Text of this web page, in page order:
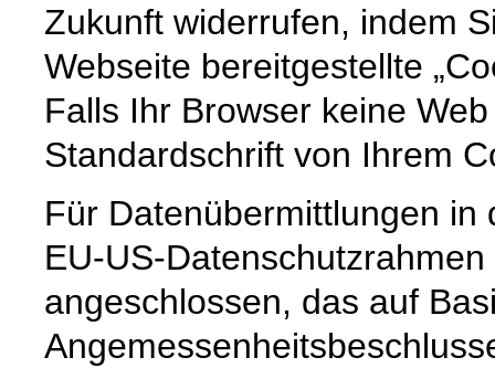
Zukunft widerrufen, indem
Webseite bereitgestellte
Falls Ihr Browser keine
Standardschrift von Ihrem
Für Datenübermittlungen in
EU-US-
angeschlossen, das auf